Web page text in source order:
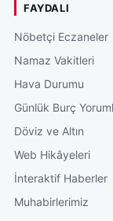
FAYDALI
Nöbetçi Eczaneler
Namaz Vakitleri
Hava Durumu
Günlük Burç
Döviz ve Altın
Web Hikâyeleri
İnteraktif Haberler
Muhabirlerimiz